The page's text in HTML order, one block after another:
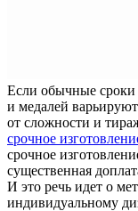
Если обычные сроки
и медалей
от сложности и
срочное
срочное
существенная
И это речь идет о
индивидуальному